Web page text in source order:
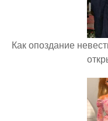
Как опоздание